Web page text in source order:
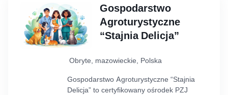
Gospodarstwo
Agroturystyczne
“Stajnia Delicja”
Obryte, mazowieckie, Polska
Gospodarstwo Agroturystyczne “Stajnia
Delicja” to certyfikowany ośrodek PZJ